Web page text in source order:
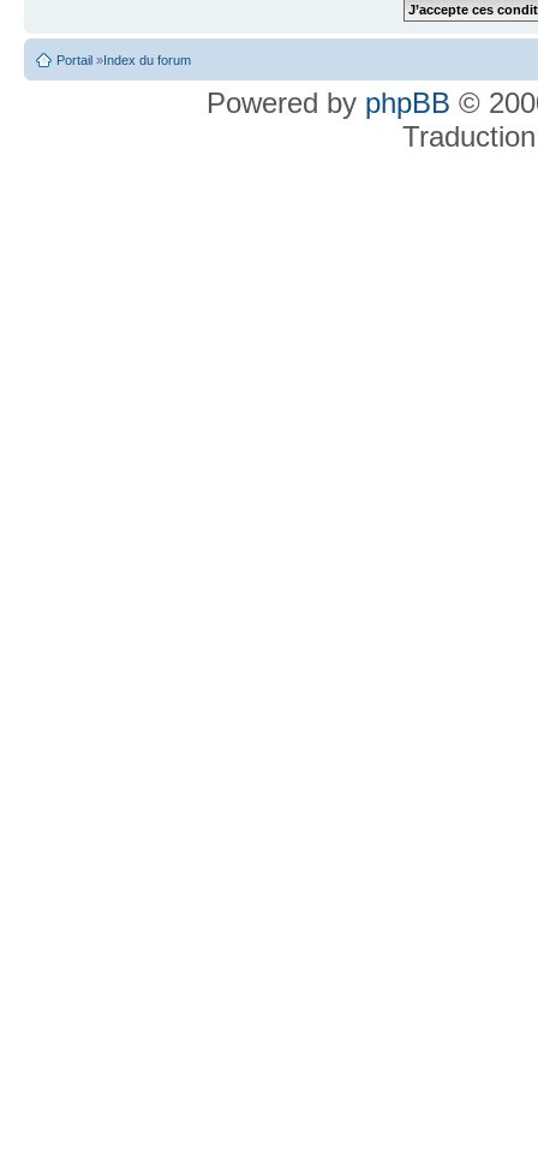
Portail »Index du forum
Powered by phpBB ©